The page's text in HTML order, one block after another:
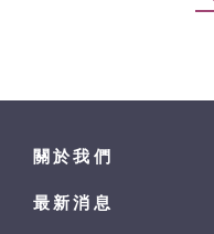
關於我們
最新消息